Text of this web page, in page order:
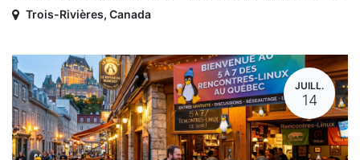
Trois-Rivières, Canada
JUILL.
14